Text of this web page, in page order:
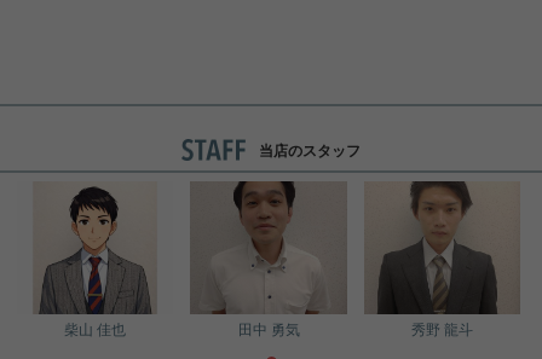
当店のスタッフ
柴山 佳也 田中 勇気 秀野 龍斗